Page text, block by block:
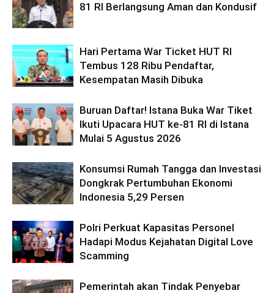
81 RI Berlangsung Aman dan Kondusif
Hari Pertama War Ticket HUT RI
Tembus 128 Ribu Pendaftar,
Kesempatan Masih Dibuka
Buruan Daftar! Istana Buka War Tiket
Ikuti Upacara HUT ke-81 RI di Istana
Mulai 5 Agustus 2026
Konsumsi Rumah Tangga dan Investasi
Dongkrak Pertumbuhan Ekonomi
Indonesia 5,29 Persen
Polri Perkuat Kapasitas Personel
Hadapi Modus Kejahatan Digital Love
Scamming
Pemerintah akan Tindak Penyebar